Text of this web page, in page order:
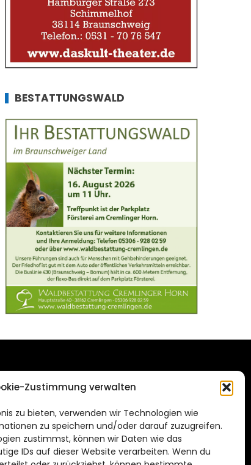
Zustimmung verwalten
zu bieten, verwenden wir Technologien wie
zu speichern und/oder darauf zuzugreifen.
zustimmst, können wir Daten wie das
IDs auf dieser Website verarbeiten. Wenn du
BESTATTUNGSWALD
DAS STADTMAGAZIN
FÜR BRAUNSCHWEIG
Impressum
Datenschutzerklärung
Cookie Richtlinie